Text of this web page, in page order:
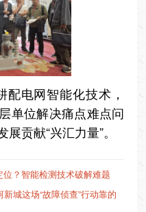
电网智能化技术，
单位解决痛点难点问
贡献“兴汇力量”。
？智能检测技术破解难题
城这场“故障侦查”行动靠的